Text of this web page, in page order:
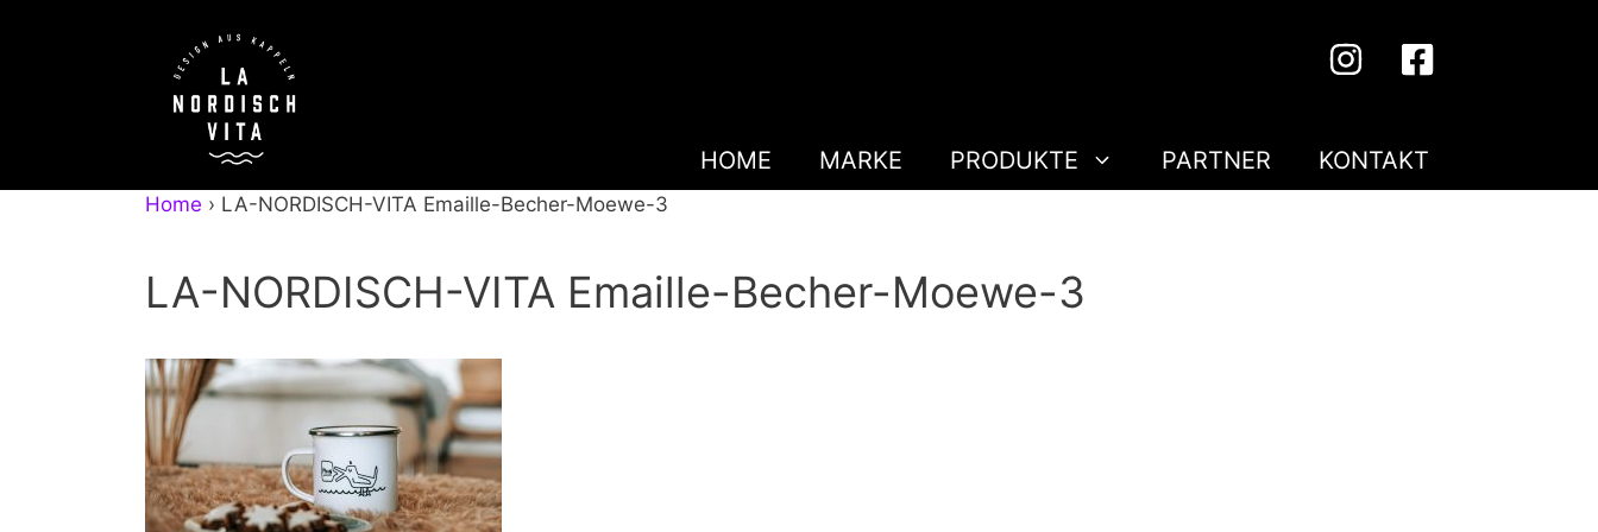
HOME MARKE PRODUKTE PARTNER KONTAKT
Home › LA-NORDISCH-VITA Emaille-Becher-Moewe-3
LA-NORDISCH-VITA Emaille-Becher-Moewe-3